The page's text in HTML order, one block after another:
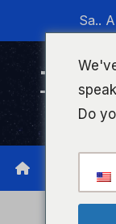
wechseln
Sa..
Do